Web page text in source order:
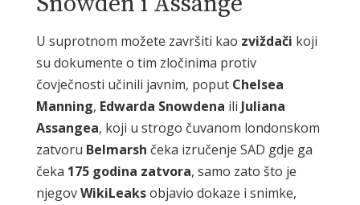
U suprotnom možete završiti kao zviždači koji
su dokumente o tim zločinima protiv
čovječnosti učinili javnim, poput Chelsea
Manning, Edwarda Snowdena ili Juliana
Assangea, koji u strogo čuvanom londonskom
zatvoru Belmarsh čeka izručenje SAD gdje ga
čeka 175 godina zatvora, samo zato što je
njegovWikiLeaksobjavio dokaze i snimke,